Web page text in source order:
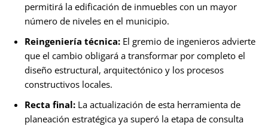
permitirá la edificación de inmuebles con un mayor
número de niveles en el municipio.
Reingeniería técnica: El gremio de ingenieros advierte
que el cambio obligará a transformar por completo el
diseño estructural, arquitectónico y los procesos
constructivos locales.
Recta final: La actualización de esta herramienta de
planeación estratégica ya superó la etapa de consulta